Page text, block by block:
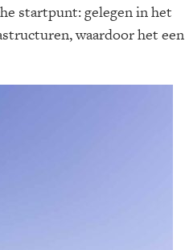
startpunt: gelegen in het
waardoor het een